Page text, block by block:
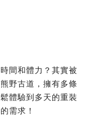
間和體力？其實被
野古道，擁有多條
體驗到多天的重裝
需求！